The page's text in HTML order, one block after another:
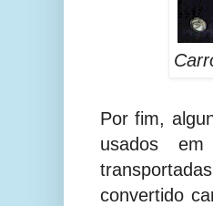
Por fim,
usados
convertido